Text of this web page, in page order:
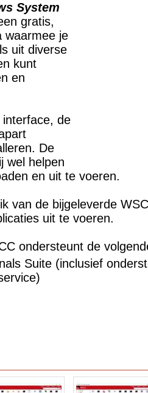
System
gratis,
waarmee je
uit diverse
kunt
en
interface, de
De
wel helpen
en uit te voeren.
van de bijgeleverde
uit te voeren.
ondersteunt de
Suite (inclusief